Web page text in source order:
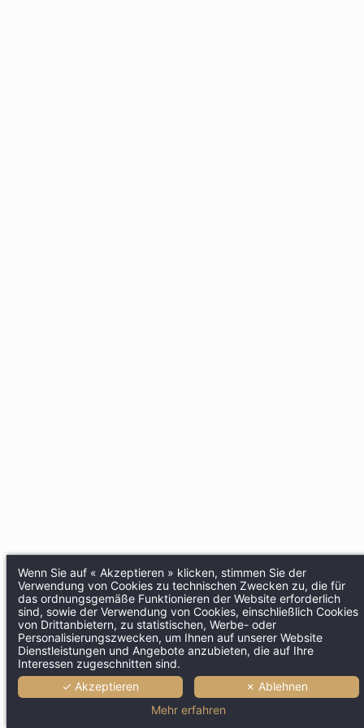
Wenn Sie auf « Akzeptieren » klicken, stimmen Sie der
Verwendung von Cookies zu technischen Zwecken zu, die für
das ordnungsgemäße Funktionieren der Website erforderlich
sind, sowie der Verwendung von Cookies, einschließlich Cookies
von Drittanbietern, zu statistischen, Werbe- oder
Personalisierungszwecken, um Ihnen auf unserer Website
Dienstleistungen und Angebote anzubieten, die auf Ihre
Interessen zugeschnitten sind.
✓ Akzeptieren
✗ Ablehnen
Mehr erfahren